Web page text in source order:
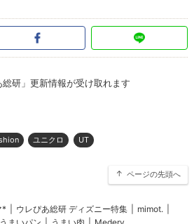
研」更新情報が受け取れます
ユニクロ UT
ページの先頭へ
* ウレぴあ総研 ディズニー特集 mimot.